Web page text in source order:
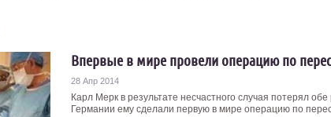
Впервые в мире провели операцию по
28 Апр 2014
Карл Мерк в результате несчастного случая потерял обе
Германии ему сделали первую в мире операцию по